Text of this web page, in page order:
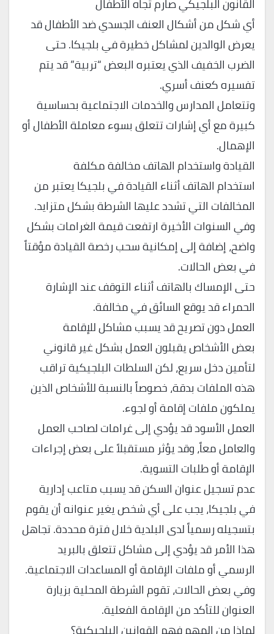
القانون البلجيكي صارم تجاه الأطفال
أي شكل من أشكال العنف الجسدي ضد الأطفال قد
يعرض الوالدين لمشاكل خطيرة في بلجيكا. حتى
الضرب الخفيف الذي يعتبره البعض “تربية” قد يتم
تفسيره كعنف أسري.
وتتعامل المدارس والخدمات الاجتماعية بحساسية
كبيرة مع أي إشارات تتعلق بسوء معاملة الأطفال أو
الإهمال.
القيادة واستخدام الهاتف مخالفة مكلفة
استخدام الهاتف أثناء القيادة في بلجيكا يعتبر من
المخالفات التي تشدد عليها الشرطة بشكل متزايد.
وفي السنوات الأخيرة ارتفعت قيمة الغرامات بشكل
واضح، إضافة إلى إمكانية سحب رخصة القيادة مؤقتاً
في بعض الحالات.
حتى الإمساك بالهاتف أثناء التوقف عند الإشارة
الحمراء قد يوقع السائق في مخالفة.
العمل دون تصريح قد يسبب مشاكل للإقامة
بعض الأشخاص يقبلون العمل بشكل غير قانوني
لتأمين دخل سريع، لكن السلطات البلجيكية تراقب
هذه الملفات بدقة، خصوصاً بالنسبة للأشخاص الذين
يملكون ملفات إقامة أو لجوء.
العمل الأسود قد يؤدي إلى غرامات لصاحب العمل
والعامل معاً، وقد يؤثر مستقبلاً على بعض إجراءات
الإقامة أو طلبات التسوية.
عدم تسجيل عنوان السكن قد يسبب متاعب إدارية
في بلجيكا، يجب على أي شخص يغير عنوانه أن يقوم
بتسجيله رسمياً لدى البلدية خلال فترة محددة. تجاهل
هذا الأمر قد يؤدي إلى مشاكل تتعلق بالبريد
الرسمي أو ملفات الإقامة أو المساعدات الاجتماعية.
وفي بعض الحالات، تقوم الشرطة المحلية بزيارة
العنوان للتأكد من الإقامة الفعلية.